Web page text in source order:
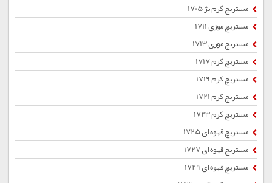
مستربچ کرم بژ 1705
مستربچ موزی 1711
مستربچ موزی 1713
مستربچ کرم 1717
مستربچ کرم 1719
مستربچ کرم 1721
مستربچ کرم 1723
مستربچ قهوه ای 1725
مستربچ قهوه ای 1727
مستربچ قهوه ای 1729